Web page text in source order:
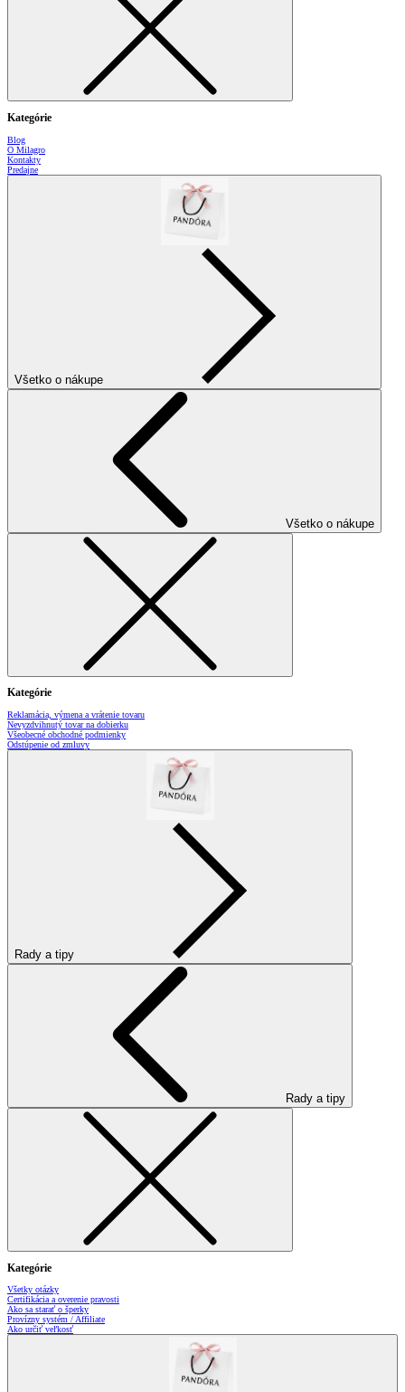
Kategórie
Blog
O Milagro
Kontakty
Predajne
Všetko o nákupe
Všetko o nákupe
Kategórie
Reklamácia, výmena a vrátenie tovaru
Nevyzdvihnutý tovar na dobierku
Všeobecné obchodné podmienky
Odstúpenie od zmluvy
Rady a tipy
Rady a tipy
Kategórie
Všetky otázky
Certifikácia a overenie pravosti
Ako sa starať o šperky
Provízny systém / Affiliate
Ako určiť veľkosť